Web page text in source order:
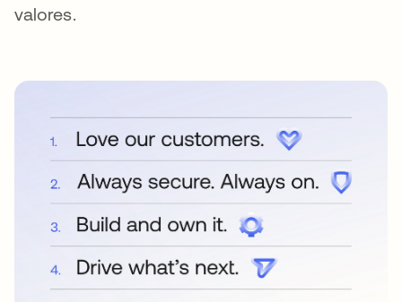
valores.